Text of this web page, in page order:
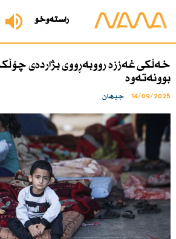
ڕاستەوخۆ
خەڵكی غەززە رووبەڕووی بژاردەی
بوونەتەوە
14/09/2025 جیهان